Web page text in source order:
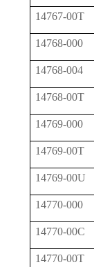
14767-00T
14768-000
14768-004
14768-00T
14769-000
14769-00T
14769-00U
14770-000
14770-00C
14770-00T